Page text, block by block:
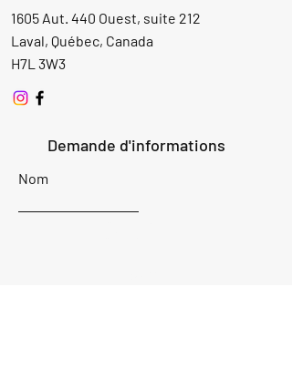
1605 Aut. 440 Ouest, suite 212
Laval, Québec, Canada
H7L 3W3
Demande d'informations
Nom